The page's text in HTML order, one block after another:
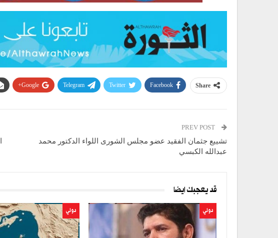
Share
Facebook
Twitter
Telegram
Google+
تشييع جثمان الفقيد عضو مجلس الشورى اللواء الدكتور محمد
عبدالله الكبسي
قد يعجبك ايضا
دولي دولي